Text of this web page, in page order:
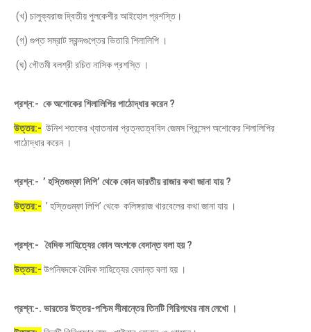
(খ) চালুক্যরাজ দ্বিতীয় পুলকেশীর আইহোল প্রশস্তি।
(গ) গুপ্ত সম্রাট স্কন্দগুপ্তের ভিতারি শিলালিপি ।
(ঘ) গৌতমী বলশ্রী রচিত নাসিক প্রশস্তি ।
প্রশ্ন:- কে অশোকের শিলালিপির পাঠোদ্ধার করেন ?
উত্তর:- উনিশ শতকের খ্যাতনামা প্রত্নতত্ববিদ জেমস প্রিন্সেপ অশোকের শিলালিপির
পাঠোদ্ধার করেন ।
প্রশ্ন:- ’ হস্তিগুম্ফা লিপি’ থেকে কোন ভারতীয় রাজার কথা জানা যায় ?
উত্তর:- ’ হস্তিগুম্ফা লিপি’ থেকে কলিঙ্গরাজ খারবেলের কথা জানা যায় ।
প্রশ্ন:- বৈদিক সাহিত্যের কোন অংশকে বেদান্ত বলা হয় ?
উত্তর:- উপনিষদকে বৈদিক সাহিত্যের বেদান্ত বলা হয় ।
প্রশ্ন:-. ভারতের উত্তর-পশ্চিম সীমান্তের তিনটি গিরিপথের নাম লেখো ।